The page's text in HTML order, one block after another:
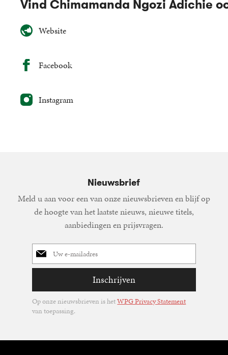
Vind Chimamanda Ngozi Adichie
Website
Facebook
Instagram
Nieuwsbrief
Meld u aan voor een van onze nieuwsbrieven en blijf op
de hoogte van het laatste nieuws, nieuwe titels,
aanbiedingen en prijsvragen.
E-
mailadres
Inschrijven
Op onze nieuwsbrieven is hetWPG Privacy Statement
van toepassing.